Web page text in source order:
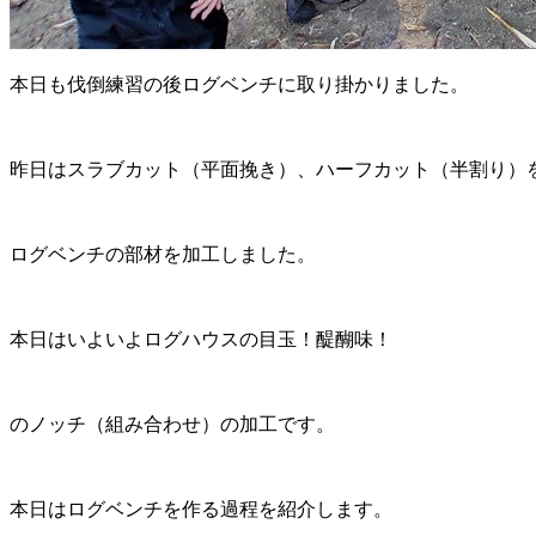
本日も伐倒練習の後ログベンチに取り掛かりました。
昨日はスラブカット（平面挽き）、ハーフカット（半割り）
ログベンチの部材を加工しました。
本日はいよいよログハウスの目玉！醍醐味！
のノッチ（組み合わせ）の加工です。
本日はログベンチを作る過程を紹介します。